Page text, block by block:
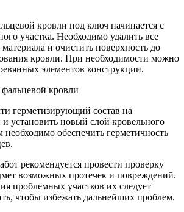
кровли под ключ начинается с
участка. Необходимо удалить все
и очистить поверхность до
кровли. При необходимости можно
элементов конструкции.
герметизирующий состав на
и установить новый слой кровельного
обеспечить герметичность
рекомендуется провести проверку
возможных протечек и повреждений.
проблемных участков их следует
чтобы избежать дальнейших проблем.